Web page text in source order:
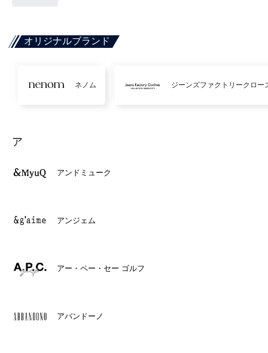
オリジナルブランド
ネノム ジーンズファクトリークロー
ア
アンドミューク
アンジェム
アー・ペー・セー ゴルフ
アバンドーノ